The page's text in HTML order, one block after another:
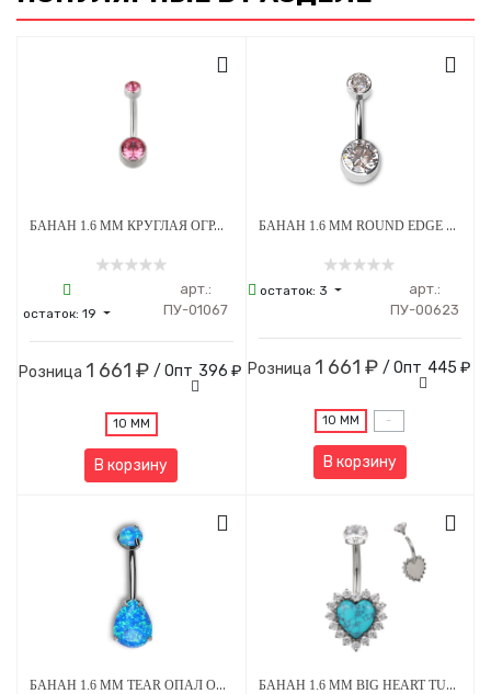
БАНАН 1.6 ММ КРУГЛАЯ ОГРАНКА СТРАЗЫ PINK 4*6 ММ ВНУТРЕННЯЯ РЕЗЬБА ТИТАН
остаток: 19
арт.:
ПУ-01067
Розница 1 661 ₽ / Опт 396 ₽
10 ММ
В корзину
БАНАН 1.6 ММ ROUND EDGE CLEAR CRYSTAL 5 Х 8 ММ ВНУТРЕННЯЯ РЕЗЬБА ТИТАН
остаток: 3
арт.:
ПУ-00623
Розница 1 661 ₽ / Опт 445 ₽
10 ММ -
В корзину
БАНАН 1.6 ММ TEAR ОПАЛ OP-05 5*8 ММ ВНУТРЕННЯЯ РЕЗЬБА ТИТАН БАНАН 1.6 ММ BIG HEART TURQUOISE STEEL CRYSTAL ВНУТРЕННЯЯ РЕЗЬБА ТИТАН